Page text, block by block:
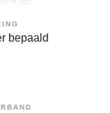
bepaald